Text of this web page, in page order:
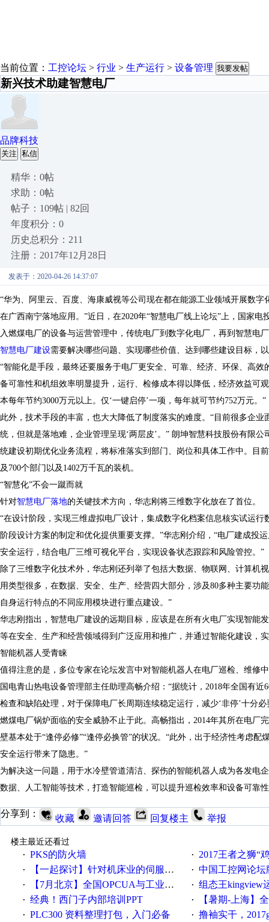
当前位置： 工控论坛 > 行业 > 生产运行 > 设备管理 我要发帖
新兴技术助建智慧电厂
品牌科技
关注 私信
精华：0帖
求助：0帖
帖子：109帖 | 82回
年度积分：0
历史总积分：211
注册：2017年12月28日
发表于：2020-04-26 14:37:07
“华为、阿里云、百度、海康威视等公司现在都在能源工业领域开展数
在广西南宁落地应用。”近日，在2020年“智慧电厂线上论坛”上，国家电
入燃煤电厂的设备与运营管理中，传统电厂到数字化电厂，再到智慧电
智慧电厂建设需要解决哪些问题、实现哪些价值、达到哪些建设目标，
“智能化是手段，最终还要服务于电厂更安全、可靠、经济、环保、高效
备可靠性和机组效率明显提升，运行、检修成本得以降低，经济效益可
本每年节约3000万元以上。仅‘一键启停’一项，每年就可节约752万元。”
此外，技术手段的丰富，也大大降低了制度落实的难度。“目前很多企
统，但就是落地难，企业管理呈现‘两层皮’。” 朗坤智慧科技股份有限公
统建设初期优化业务流程，将标准落实到部门、岗位和具体工作中。目
及 700个部门以及 1402万千瓦的装机。
“智慧化”不会一蹴而就
针对智慧电厂落地的关键技术方向，华志刚将三维数字化放在了首位。
“在设计阶段，实现三维虚拟电厂设计，集成数字化档案信息核实试运
阶段设计方案的制定和优化提供重要支撑。”华志刚介绍，“电厂建成投
安全运行，结合电厂三维可视化平台，实现设备状态跟踪和风险管控。”
除了三维数字化技术外，华志刚还列举了包括大数据、物联网、计算机
用类型很多，在数据、安全、生产、经营四大部分，涉及80多种主要功
自身运行特点的不同应用模块进行重点建设。”
华志刚指出，智慧电厂建设的远期目标，应该是在所有火电厂实现智能
等在安全、生产和经营领域得到广泛应用和推广，并通过智能化建设，
智能机器人受青睐
值得注意的是，多位专家在论坛发言中对智能机器人在电厂巡检、维修
国电青山热电设备管理部主任助理高畅介绍：“据统计， 2018年全国有近
检查和缺陷处理，对于保障电厂长周期连续稳定运行，减少‘非停’十分必
燃煤电厂锅炉面临的安全威胁不止于此。高畅指出， 2014年其所在电厂
壁基本处于“逢停必修”“逢停必换管”的状况。“此外，出于经济性考虑
安全运行带来了隐患。”
为解决这一问题，用于水冷壁管道清洁、探伤的智能机器人成为各发电
数据、人工智能等技术，打造智能巡检，可以提升巡检效率和设备可靠
分享到： 收藏 邀请回答 回复楼主 举报
楼主最近还看过
· PKS的防火墙 · 2017王者之狮“鸡”情签到
· 【一起探讨】针对机床业的伺服系统发展，您的期望是什么？ · 中国工控网论坛版
· 【7月北京】全国OPCUA与工业互联技术培训班通知！ · 组态王kingview
· 经典！西门子内部培训PPT · 【暑期-上海】全国工业
· PLC300 资料整理打包，入门必备 · 撸袖实干，2017gongkong®第